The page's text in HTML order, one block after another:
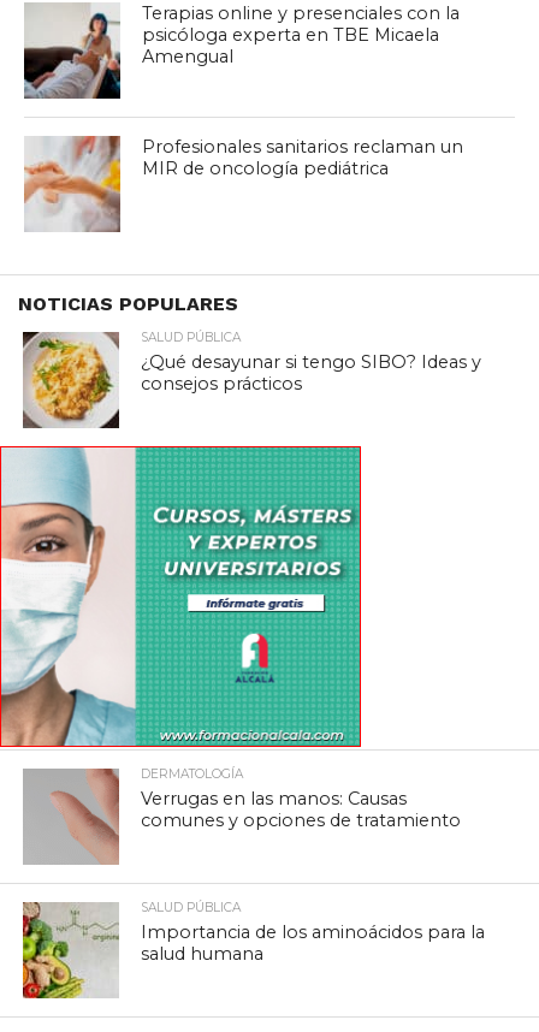
Terapias online y presenciales con la
psicóloga experta en TBE Micaela
Amengual
Profesionales sanitarios reclaman un
MIR de oncología pediátrica
NOTICIAS POPULARES
SALUD PÚBLICA
¿Qué desayunar si tengo SIBO? Ideas y
consejos prácticos
DERMATOLOGÍA
Verrugas en las manos: Causas
comunes y opciones de tratamiento
SALUD PÚBLICA
Importancia de los aminoácidos para la
salud humana